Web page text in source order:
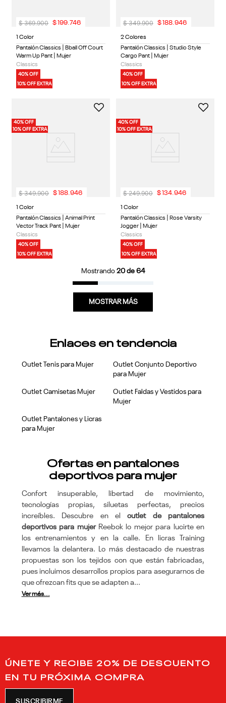
1 Color
Pantalón Classics | Bball Off Court
Warm Up Pant | Mujer
Classics
40% OFF
10% OFF EXTRA
$ 369.900 $ 199.746
2 Colores
Pantalón Classics | Studio Style
Cargo Pant | Mujer
Classics
40% OFF
10% OFF EXTRA
$ 349.900 $ 188.946
40% OFF
10% OFF EXTRA
1 Color
Pantalón Classics | Animal Print
Vector Track Pant | Mujer
Classics
40% OFF
10% OFF EXTRA
$ 349.900 $188.946
40% OFF
10% OFF EXTRA
1 Color
Pantalón Classics | Rose Varsity
Jogger | Mujer
Classics
40% OFF
10% OFF EXTRA
$ 249.900 $134.946
Mostrando 20 de 64
MOSTRAR MÁS
Enlaces en tendencia
Outlet Tenis para Mujer
Outlet Conjunto Deportivo
para Mujer
Outlet Camisetas Mujer
Outlet Faldas y Vestidos para
Mujer
Outlet Pantalones y Licras
para Mujer
Ofertas en pantalones
deportivos para mujer
Confort insuperable, libertad de movimiento,
tecnologías propias, siluetas perfectas, precios
increíbles. Descubre en eloutlet de pantalones
deportivos para mujerReebok lo mejor para lucirte en
los entrenamientos y en la calle. En licras Training
llevamos la delantera. Lo más destacado de nuestras
propuestas son los tejidos con que están fabricadas,
pues incluimos desarrollos propios para asegurarnos de
que ofrezcan fits que se adapten a...
Ver más...
ÚNETE Y RECIBE 20% DE DESCUENTO
EN TU PRÓXIMA COMPRA